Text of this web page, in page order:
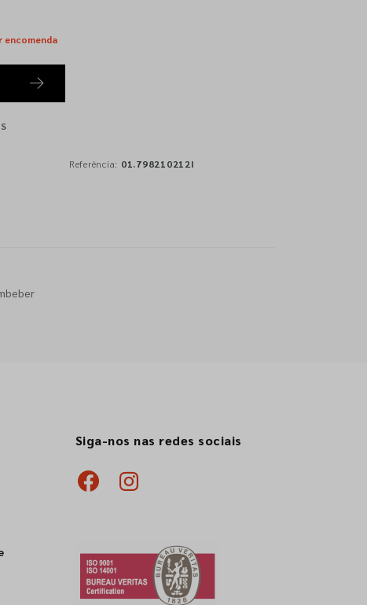
encomenda
Referência: 01.798210212I
Siga-nos nas redes sociais